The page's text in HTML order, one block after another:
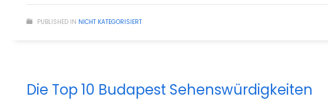
PUBLISHED IN NICHT KATEGORISIERT
Die Top 10 Budapest Sehenswürdigkeiten